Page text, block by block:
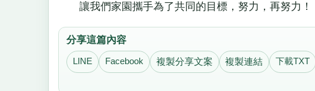
讓我們家園攜手為了共同的目標，努力，再努力！
分享這篇內容
LINE Facebook 複製分享文案 複製連結 下載TXT